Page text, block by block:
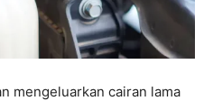
mengeluarkan cairan lama